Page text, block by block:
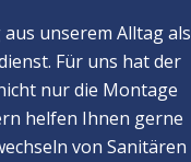
unserem Alltag als
Für uns hat der
nur die Montage
helfen Ihnen gerne
von Sanitären